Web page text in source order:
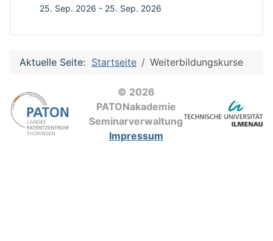
25. Sep. 2026 - 25. Sep. 2026
Aktuelle Seite: Startseite Weiterbildungskurse
© 2026
PATONakademie
Seminarverwaltung
Impressum